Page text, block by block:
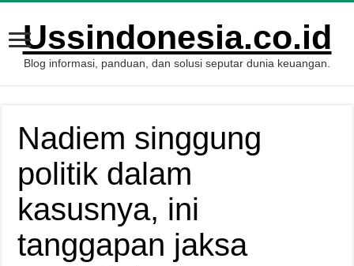
Ussindonesia.co.id
Blog informasi, panduan, dan solusi seputar dunia keuangan.
Nadiem singgung
politik dalam
kasusnya, ini
tanggapan jaksa